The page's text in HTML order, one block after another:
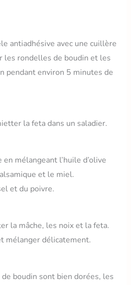
antiadhésive avec une cuillère
les rondelles de boudin et les
pendant environ 5 minutes de
la feta dans un saladier.
mélangeant l’huile d’olive
et le miel.
et du poivre.
la mâche, les noix et la feta.
mélanger délicatement.
boudin sont bien dorées, les